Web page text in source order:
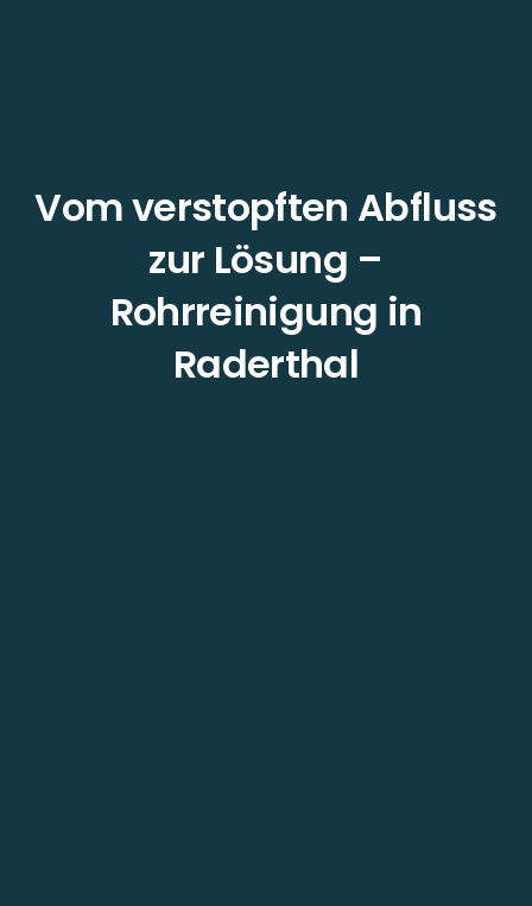
Vom verstopften Abfluss
zur Lösung –
Rohrreinigung in
Raderthal